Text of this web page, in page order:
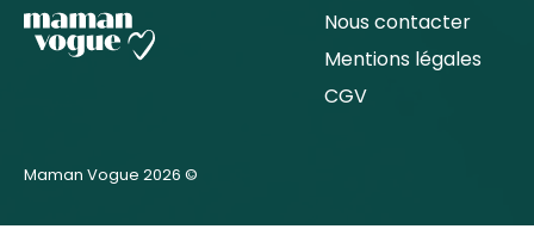
Nous contacter
Mentions légales
CGV
Maman Vogue 2026 ©